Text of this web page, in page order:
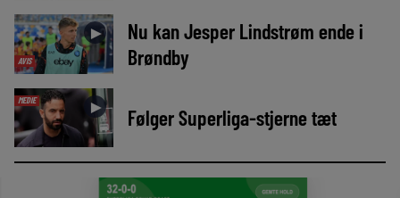
AVIS
►
Nu kan Jesper Lindstrøm ende i
Brøndby
MEDIE ► Følger Superliga-stjerne tæt